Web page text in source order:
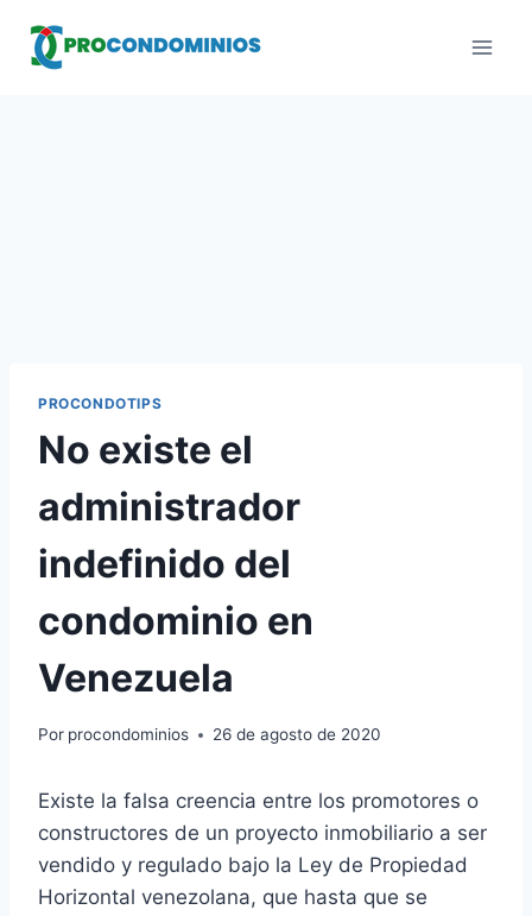
PROCONDOTIPS
No existe el
administrador
indefinido del
condominio en
Venezuela
Por procondominios 26 de agosto de 2020
Existe la falsa creencia entre los promotores o
constructores de un proyecto inmobiliario a ser
vendido y regulado bajo la Ley de Propiedad
Horizontal venezolana, que hasta que se